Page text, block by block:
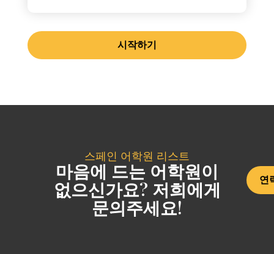
시작하기
스페인 어학원 리스트
마음에 드는 어학원이
없으신가요? 저희에게
문의주세요!
연